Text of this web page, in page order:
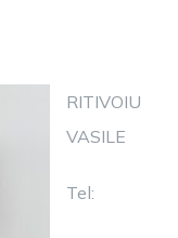
RITIVOIU
VASILE
Tel: